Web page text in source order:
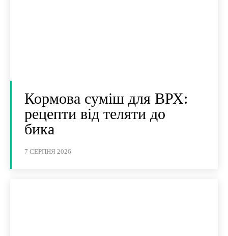
Кормова суміш для ВРХ:
рецепти від теляти до
бика
7 СЕРПНЯ 2026